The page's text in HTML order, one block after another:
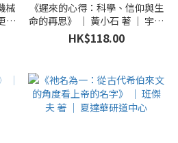
械
專
《遲來的心得：科學、信仰與生
命的再思》 ｜ 黃小石 著 ｜ 宇宙
光
HK$118.00